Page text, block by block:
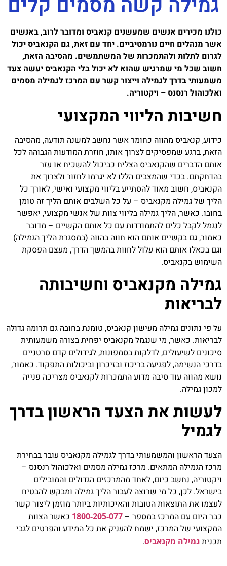
כולנו מכירים אנשים שמעשנים קנאביס ומדובר לרוב, באנשים
אשר מנהלים חיים נורמטיביים. יחד עם זאת, גם הקנאביס יכול
לגרום לתלות ולהתמכרות של המשתמשים. מהסיבה הזאת,
חשוב שכל מי שמרגיש שהוא לא יכול בלי הקנאביס יעשה צעד
משמעותי בדרך לגמילה וייצור קשר עם המרכז לגמילה מסמים
ואלכוהול רנסנס – ויקטוריה.
חשיבות הליווי המקצועי
כידוע, קנאביס מהווה כחומר אשר נחשב למשנה תודעה, מהסיבה
הזאת, ברגע שמפסיקים לצרוך אותו, חוזרת המודעות הגבוהה לכל
אותם הדברים שהקנאביס הצליח כביכול להשכיח או עזר
בהדחקתם. בכדי שהמצבים הללו לא יגרמו לחזור ולצרוך את
הקנאביס, חשוב מאוד להסתייע בליווי מקצועי ואישי, לאורך כל
הליך של גמילה מקנאביס – על כל השלבים אותם הליך זה טומן
בחובו. כאשר, הליך גמילה בליווי צוות של אנשי מקצועי, יאפשר
לנגמל לקבל כלים להתמודדות עם כל אותם הקשיים – מדובר
כאמור, גם בקשיים אותם הוא חווה בהווה (במסגרת הליך הגמילה)
וגם בכאלו אותם הוא עלול לחוות בהמשך הדרך, מעצם הפסקת
השימוש בקנאביס.
גמילה מקנאביס וחשיבותה
לבריאות
על פי נתונים גמילה מעישון קנאביס, טומנת בחובה גם תרומה גדולה
לבריאות. כאשר, מי שנגמל מקנאביס יפחית בצורה משמעותית
סיכונים לשיעולים, לדלקות בסמפונות, לגידולים קדם סרטניים
בדרכי הנשימה, לפגיעה בריכוז ובזיכרון וביכולות התפקוד. כאמור,
נושא מהווה עוד סיבה מדוע התמכרות לקנאביס מצריכה פנייה
למכון גמילה.
לעשות את הצעד הראשון בדרך
לגמיל
הצעד הראשון והמשמעותי בדרך לגמילה מקנאביס עובר בבחירת
מרכז הגמילה המתאים. מרכז גמילה מסמים ואלכוהול רנסנס –
ויקטוריה, נחשב כיום, לאחד מהמרכזים הגדולים והמובילים
בישראל. לכן, כל מי שרוצה לעבור הליך גמילה ומבקש להבטיח
לעצמו את התוצאות הטובות והאיכותיות ביותר מוזמן ליצור קשר
כבר היום עם המרכז במספר – 1800-205-077 כאשר הצוות
המקצועי של המרכז, ישמח להעניק את כל המידע והפרטים לגבי
תכניתגמילה מקנאביס.